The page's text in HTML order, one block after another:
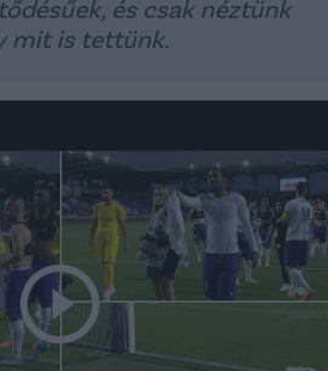
és csak néztünk
mit is tettünk.